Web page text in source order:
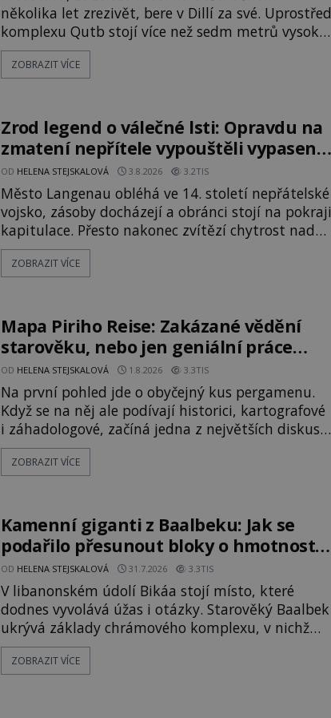
několika let zrezivět, bere v Dillí za své. Uprostřed
komplexu Qutb stojí více než sedm metrů vysoký
železný sloup, který už přibližně 1 600 let odolává
počasí s jen nepatrnými stopami koroze. Jeho
materiálech. Moderní metalurgie však ukazuje, že
skutečné vysvětlení je ješt
ZOBRAZIT VÍCE
Zrod legend o válečné lsti: Opravdu na
zmatení nepřítele vypouštěli vypasené
králíky?
OD HELENA STEJSKALOVÁ 3.8.2026 3.2TIS
Město Langenau obléhá ve 14. století nepřátelské
vojsko, zásoby docházejí a obránci stojí na pokraji
kapitulace. Přesto nakonec zvítězí chytrost nad
hrubou silou. Podle staré německé legendy
vypustí obyvatelé za hradby dobře živeného
městě ubývají zásoby a každý den znamená další
porci strádá
ZOBRAZIT VÍCE
Mapa Piriho Reise: Zakázané vědění
starověku, nebo jen geniální práce
osmanského admirála?
OD HELENA STEJSKALOVÁ 1.8.2026 3.3TIS
Na první pohled jde o obyčejný kus pergamenu.
Když se na něj ale podívají historici, kartografové
i záhadologové, začíná jedna z největších diskusí
moderní historie. Osmanský admirál Piri Reis
roku 1513 kreslí mapu světa, která překvapuje
znalost Antarktidy dávno před jejím objevením.
Jiní tvrdí,
ZOBRAZIT VÍCE
Kamenní giganti z Baalbeku: Jak se
podařilo přesunout bloky o hmotnosti
stovek tun?
OD HELENA STEJSKALOVÁ 31.7.2026 3.3TIS
V libanonském údolí Bikáa stojí místo, které
dodnes vyvolává úžas i otázky. Starověký Baalbek
ukrývá základy chrámového komplexu, v nichž
leží kameny tak obrovské, že se zdá téměř
nemožné je přesunout. Některé bloky váží kolem
ZOBRAZIT VÍCE